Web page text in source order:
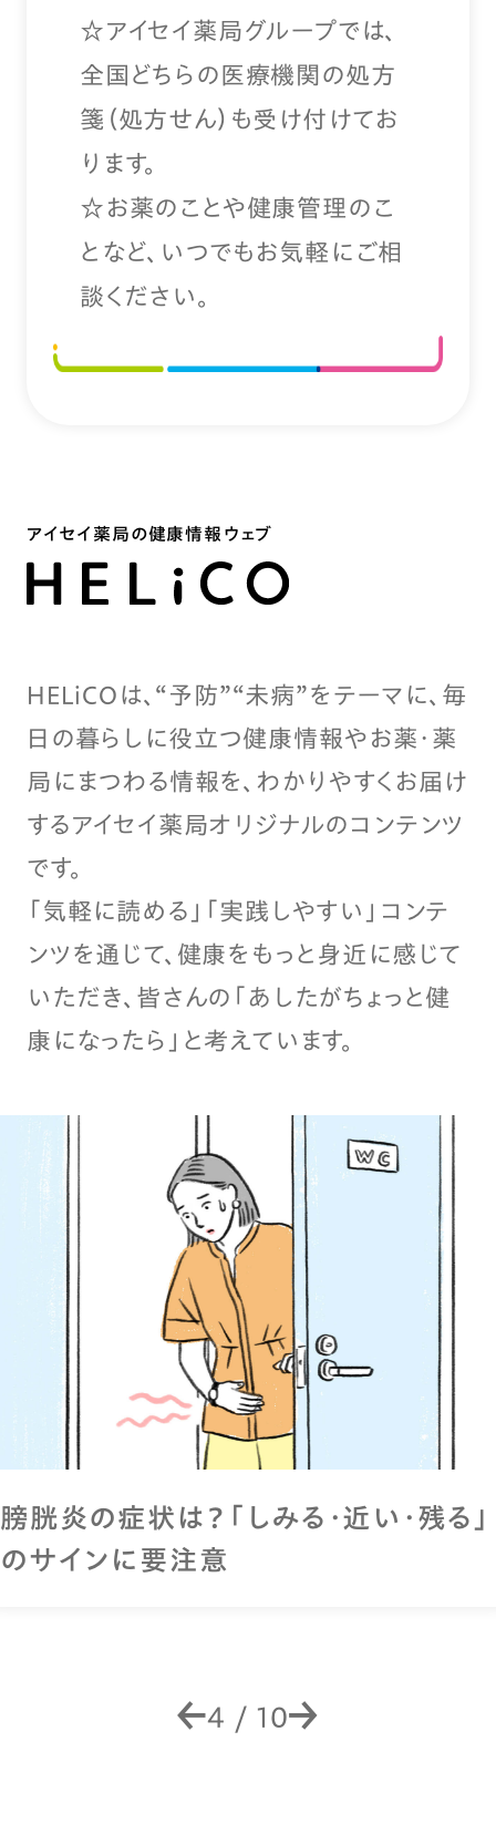
☆アイセイ薬局グループでは、
全国どちらの医療機関の処方
箋（処方せん）も受け付けてお
ります。
☆お薬のことや健康管理のこ
となど、いつでもお気軽にご相
談ください。
アイセイ薬局の健康情報ウェブ
HELiCOは、“予防”“未病”をテーマに、毎
日の暮らしに役立つ健康情報やお薬・薬
局にまつわる情報を、わかりやすくお届け
するアイセイ薬局オリジナルのコンテンツ
です。
「気軽に読める」「実践しやすい」コンテ
ンツを通じて、健康をもっと身近に感じて
いただき、皆さんの「あしたがちょっと健
康になったら」と考えています。
膀胱炎の症状は？「しみる・近い・残る」
のサインに要注意
4 / 10